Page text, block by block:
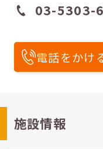
03-5303-
電話をかけ
施設情報